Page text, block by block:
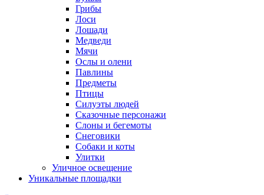
Грибы
Лоси
Лошади
Медведи
Мячи
Ослы и олени
Павлины
Предметы
Птицы
Силуэты людей
Сказочные персонажи
Слоны и бегемоты
Снеговики
Собаки и коты
Улитки
Уличное освещение
Уникальные площадки